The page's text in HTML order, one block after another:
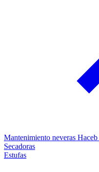
Mantenimiento neveras Haceb
Secadoras
Estufas